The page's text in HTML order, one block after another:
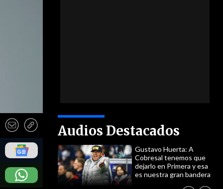
Audios Destacados
Gustavo Huerta: A
Cobresal tenemos que
dejarlo en Primera y esa
es nuestra gran bandera